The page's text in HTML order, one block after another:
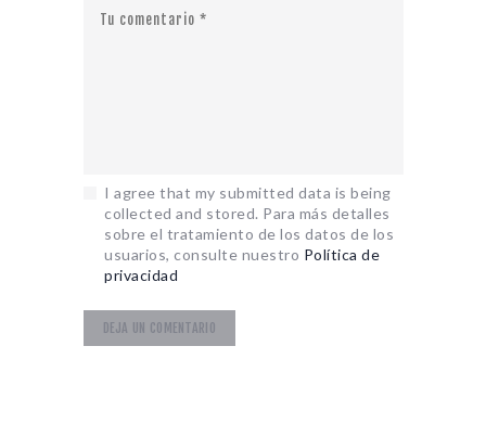
I agree that my submitted data is being
collected and stored. Para más detalles
sobre el tratamiento de los datos de los
usuarios, consulte nuestro Política de
privacidad